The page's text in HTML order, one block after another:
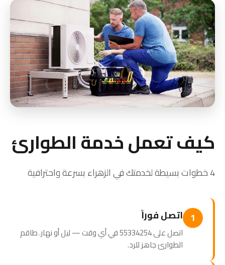
كيف تعمل خدمة الطوارئ
4 خطوات بسيطة لخدمتك في الزهراء بسرعة واحترافية
1 اتصل فوراً
اتصل على 55334254 في أي وقت — ليل أو نهار. طاقم
الطوارئ جاهز للرد.